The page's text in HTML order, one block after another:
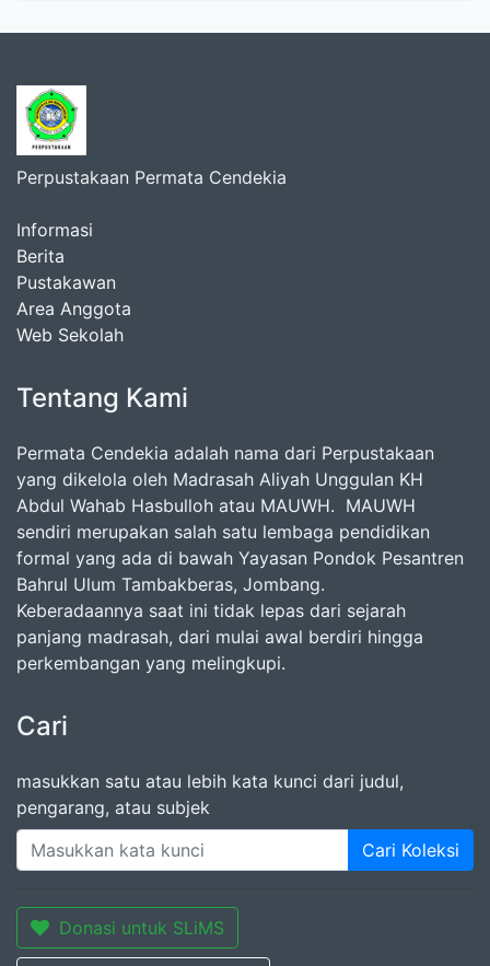
Perpustakaan Permata Cendekia
Informasi
Berita
Pustakawan
Area Anggota
Web Sekolah
Tentang Kami
Permata Cendekia adalah nama dari Perpustakaan
yang dikelola oleh Madrasah Aliyah Unggulan KH
Abdul Wahab Hasbulloh atau MAUWH. MAUWH
sendiri merupakan salah satu lembaga pendidikan
formal yang ada di bawah Yayasan Pondok Pesantren
Bahrul Ulum Tambakberas, Jombang.
Keberadaannya saat ini tidak lepas dari sejarah
panjang madrasah, dari mulai awal berdiri hingga
perkembangan yang melingkupi.
Cari
masukkan satu atau lebih kata kunci dari judul,
pengarang, atau subjek
Cari Koleksi
Donasi untuk SLiMS